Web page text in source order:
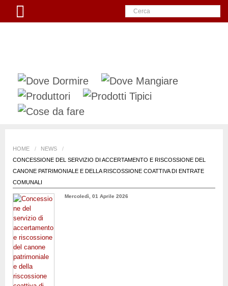
HOME / NEWS
/
CONCESSIONE DEL SERVIZIO DI ACCERTAMENTO E RISCOSSIONE DEL
CANONE PATRIMONIALE E DELLA RISCOSSIONE COATTIVA DI ENTRATE
COMUNALI
Mercoledì, 01 Aprile 2026